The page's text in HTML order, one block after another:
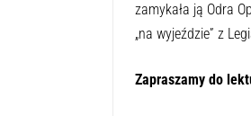
zamykała ją Odra
„na wyjeździe” z
Zapraszamy do